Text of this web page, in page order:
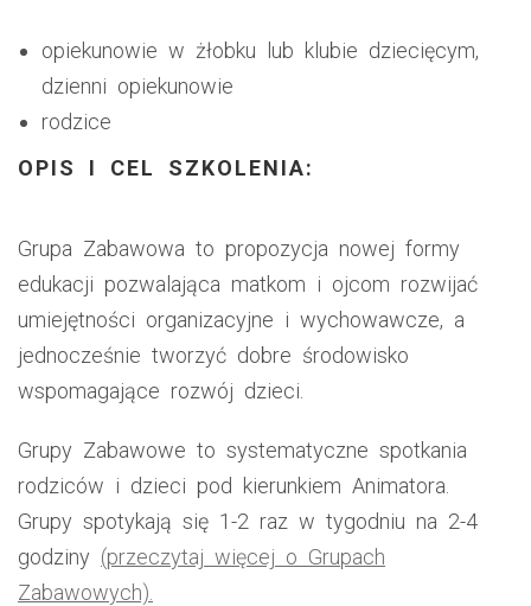
opiekunowie w żłobku lub klubie dziecięcym,
dzienni opiekunowie
rodzice
OPIS I CEL SZKOLENIA:
Grupa Zabawowa to propozycja nowej formy
edukacji pozwalająca matkom i ojcom rozwijać
umiejętności organizacyjne i wychowawcze, a
jednocześnie tworzyć dobre środowisko
wspomagające rozwój dzieci.
Grupy Zabawowe to systematyczne spotkania
rodziców i dzieci pod kierunkiem Animatora.
Grupy spotykają się 1-2 raz w tygodniu na 2-4
godziny (przeczytaj więcej o Grupach
Zabawowych).